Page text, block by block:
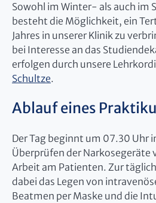
Sowohl im Winter- als auch im
besteht die Möglichkeit, ein
Jahres in unserer Klinik zu
bei Interesse an das
erfolgen durch unsere
Schultze.
Ablauf eines
Der Tag beginnt um 07.30 Uhr
Überprüfen der Narkosegeräte
Arbeit am Patienten. Zur
dabei das Legen von
Beatmen per Maske und die